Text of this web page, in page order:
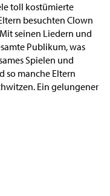
toll kostümierte
besuchten Clown
seinen Liedern und
Publikum, was
Spielen und
so manche Eltern
Ein gelungener